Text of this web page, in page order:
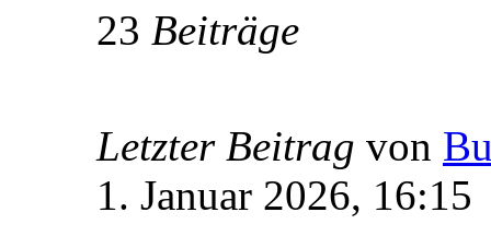
23 Beiträge
Letzter Beitrag von
1. Januar 2026, 16:15